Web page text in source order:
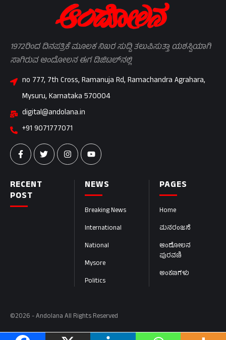
PAGES
Home
ಮನರಂಜನೆ
ಆಂದೋಲನ
ಪುರವಣಿ
ಅಂಕಣಗಳು
NEWS
Breaking News
International
National
Mysore
Politics
RECENT
POST
1972ರಿಂದ ದಿನಪತ್ರಿಕೆ ಮೂಲಕ ನಿಖರ ಸುದ್ದಿ ತಲುಪಿಸುತ್ತಾ ಯಶಸ್ವಿಯಾಗಿ
ಸಾಗಿರುವ ಆಂದೋಲನ ಈಗ ಡಿಜಿಟಲ್‌ನಲ್ಲಿ
no 777, 7th Cross, Ramanuja Rd, Ramachandra Agrahara,
Mysuru, Karnataka 570004
digital@andolana.in
+91 9071777071
©2026 - Andolana All Rights Reserved